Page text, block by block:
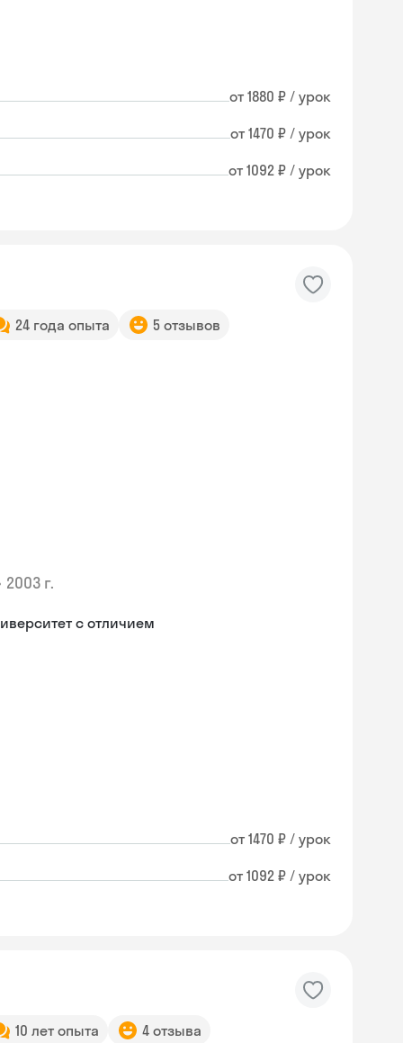
от 1880 ₽ / урок
от 1470 ₽ / урок
от 1092 ₽ / урок
24 года опыта 5 отзывов
2003 г.
с отличием
от 1470 ₽ / урок
от 1092 ₽ / урок
10 лет опыта 4 отзыва